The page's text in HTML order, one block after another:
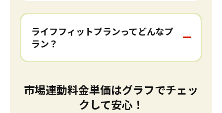
ライフフィットプランってどんなプ
ラン？
市場連動料金単価はグラフでチェッ
クして安心！